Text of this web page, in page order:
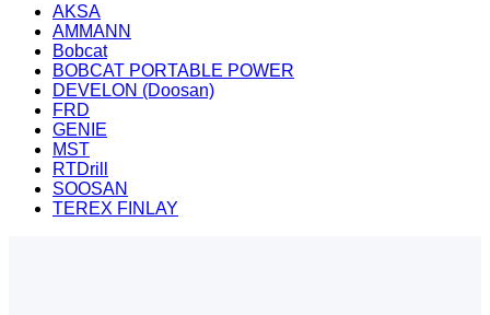
AKSA
AMMANN
Bobcat
BOBCAT PORTABLE POWER
DEVELON (Doosan)
FRD
GENIE
MST
RTDrill
SOOSAN
TEREX FINLAY